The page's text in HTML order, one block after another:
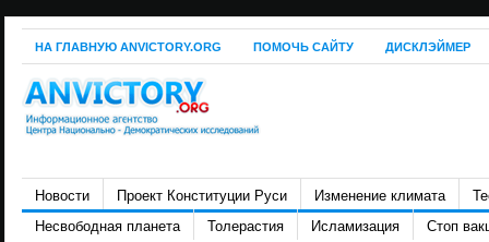
НА ГЛАВНУЮ ANVICTORY.ORG ПОМОЧЬ САЙТУ ДИСКЛЭЙМЕР
Новости Проект Конституции Руси Изменение климата
Несвободная планета
Толерастия Исламизация Стоп